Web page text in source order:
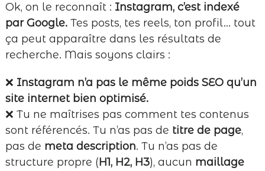
Ok, on le reconnaît : Instagram, c’est indexé
par Google.Tes posts, tes reels, ton profil… tout
ça peut apparaître dans les résultats de
recherche. Mais soyons clairs :
❌ Instagram n’a pas le même poids SEO qu’un
site internet bien optimisé.
❌ Tu ne maîtrises pas comment tes contenus
sont référencés. Tu n’as pas de titre de page,
pas de meta description. Tu n’as pas de
structure propre (H1, H2, H3), aucun maillage